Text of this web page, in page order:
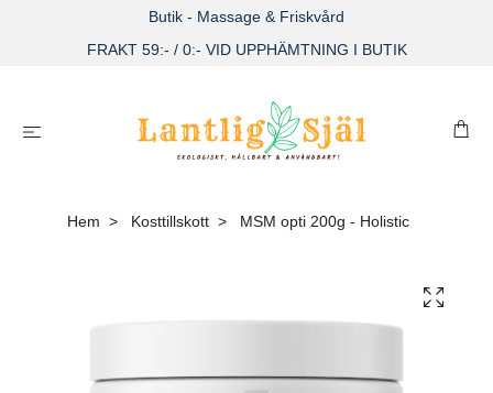
Butik - Massage & Friskvård
FRAKT 59:- / 0:- VID UPPHÄMTNING I BUTIK
Hem Kosttillskott MSM opti 200g - Holistic